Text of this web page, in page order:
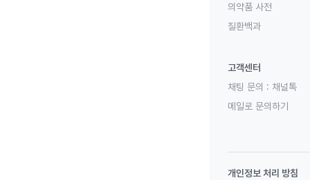
의약품 사전
질환백과
고객센터
채팅 문의 : 채널톡
메일로 문의하기
개인정보 처리 방침